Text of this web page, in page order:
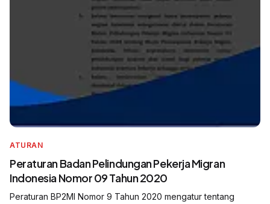
ATURAN
Peraturan Badan Pelindungan Pekerja Migran
Indonesia Nomor 09 Tahun 2020
Peraturan BP2MI Nomor 9 Tahun 2020 mengatur tentang